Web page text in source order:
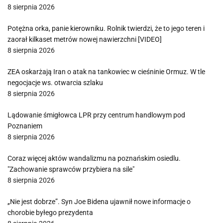
8 sierpnia 2026
Potężna orka, panie kierowniku. Rolnik twierdzi, że to jego teren i
zaorał kilkaset metrów nowej nawierzchni [VIDEO]
8 sierpnia 2026
ZEA oskarżają Iran o atak na tankowiec w cieśninie Ormuz. W tle
negocjacje ws. otwarcia szlaku
8 sierpnia 2026
Lądowanie śmigłowca LPR przy centrum handlowym pod
Poznaniem
8 sierpnia 2026
Coraz więcej aktów wandalizmu na poznańskim osiedlu.
"Zachowanie sprawców przybiera na sile"
8 sierpnia 2026
„Nie jest dobrze”. Syn Joe Bidena ujawnił nowe informacje o
chorobie byłego prezydenta